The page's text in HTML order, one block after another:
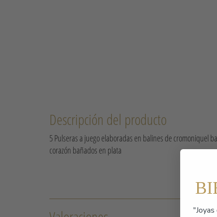
Descripción del producto
5 Pulseras a juego elaboradas en balines de cromoniquel
corazón bañados en plata